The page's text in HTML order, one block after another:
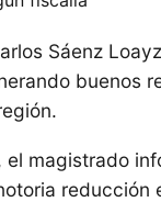
Sáenz
buenos
magistrado
reducción